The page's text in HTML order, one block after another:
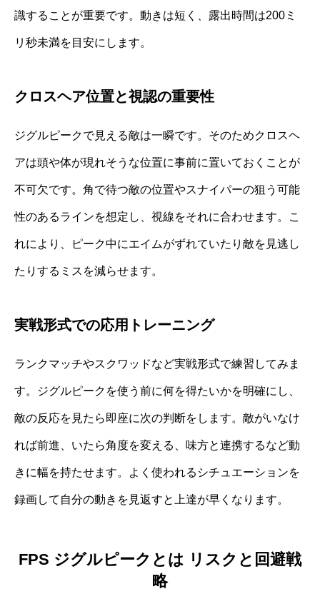
識することが重要です。動きは短く、露出時間は200ミ
リ秒未満を目安にします。
クロスヘア位置と視認の重要性
ジグルピークで見える敵は一瞬です。そのためクロスヘ
アは頭や体が現れそうな位置に事前に置いておくことが
不可欠です。角で待つ敵の位置やスナイパーの狙う可能
性のあるラインを想定し、視線をそれに合わせます。こ
れにより、ピーク中にエイムがずれていたり敵を見逃し
たりするミスを減らせます。
実戦形式での応用トレーニング
ランクマッチやスクワッドなど実戦形式で練習してみま
す。ジグルピークを使う前に何を得たいかを明確にし、
敵の反応を見たら即座に次の判断をします。敵がいなけ
れば前進、いたら角度を変える、味方と連携するなど動
きに幅を持たせます。よく使われるシチュエーションを
録画して自分の動きを見返すと上達が早くなります。
FPS ジグルピークとは リスクと回避戦
略